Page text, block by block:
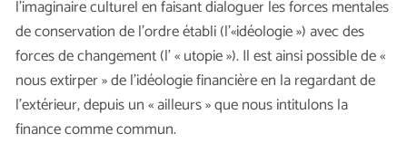
l’imaginaire culturel en faisant dialoguer les forces mentales
de conservation de l’ordre établi (l’«idéologie ») avec des
forces de changement (l’ « utopie »). Il est ainsi possible de «
nous extirper » de l’idéologie financière en la regardant de
l’extérieur, depuis un « ailleurs » que nous intitulons la
finance comme commun.